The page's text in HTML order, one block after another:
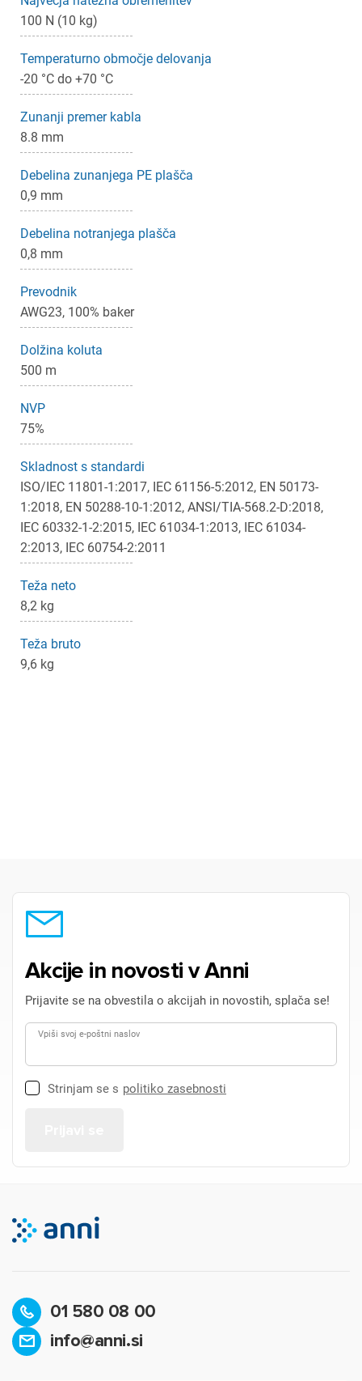
100 N (10 kg)
Temperaturno območje delovanja
-20 °C do +70 °C
Zunanji premer kabla
8.8 mm
Debelina zunanjega PE plašča
0,9 mm
Debelina notranjega plašča
0,8 mm
Prevodnik
AWG23, 100% baker
Dolžina koluta
500 m
NVP
75%
Skladnost s standardi
ISO/IEC 11801-1:2017, IEC 61156-5:2012, EN 50173-
1:2018, EN 50288-10-1:2012, ANSI/TIA-568.2-D:2018,
IEC 60332-1-2:2015, IEC 61034-1:2013, IEC 61034-
2:2013, IEC 60754-2:2011
Teža neto
8,2 kg
Teža bruto
9,6 kg
Akcije in novosti v Anni
Prijavite se na obvestila o akcijah in novostih, splača se!
Vpiši svoj e-poštni naslov
Strinjam se s politiko zasebnosti
01 580 08 00
info@anni.si
Prijava
Za dodajanje na seznam želja morate biti prijavljeni.
Prekliči